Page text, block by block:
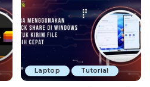
Laptop Tutorial